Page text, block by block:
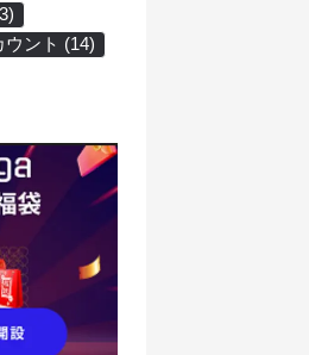
ント (14)